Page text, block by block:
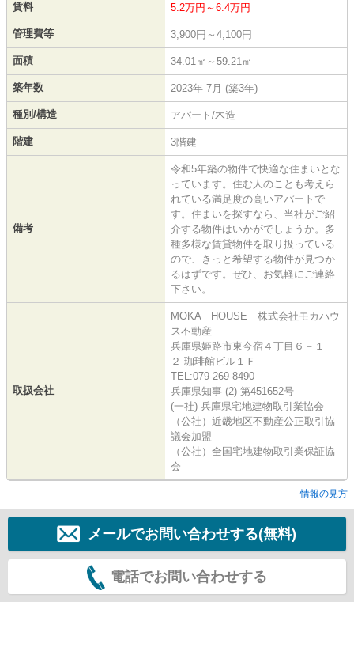
賃料 5.2万円～6.4万円
管理費等 3,900円～4,100円
面積 34.01㎡～59.21㎡
築年数 2023年 7月 (築3年)
種別/構造 アパート/木造
階建 3階建
備考
令和5年築の物件で快適な住まいとな
っています。住む人のことも考えら
れている満足度の高いアパートで
す。住まいを探すなら、当社がご紹
介する物件はいかがでしょうか。多
種多様な賃貸物件を取り扱っている
ので、きっと希望する物件が見つか
るはずです。ぜひ、お気軽にご連絡
下さい。
取扱会社
MOKA HOUSE 株式会社モカハウ
ス不動産
兵庫県姫路市東今宿４丁目６－１
２ 珈琲館ビル１Ｆ
TEL:079-269-8490
兵庫県知事 (2) 第451652号
(一社) 兵庫県宅地建物取引業協会
（公社）近畿地区不動産公正取引協
議会加盟
（公社）全国宅地建物取引業保証協
会
情報の見方
メールでお問い合わせする(無料)
電話でお問い合わせする